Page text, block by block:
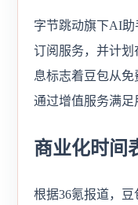
字节跳动旗下AI
订阅服务，并计划
息标志着豆包从
通过增值服务满足
商业化时间
根据36氪报道，